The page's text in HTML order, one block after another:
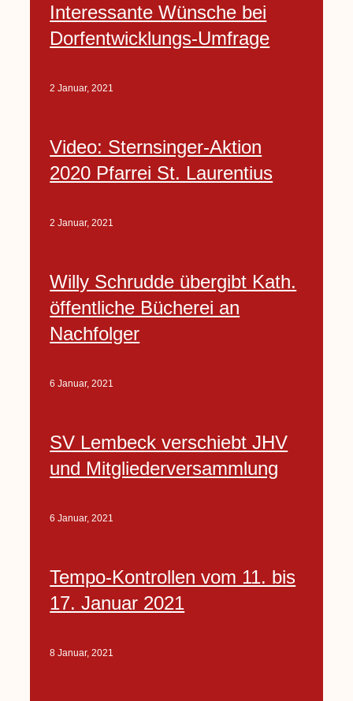
Interessante Wünsche bei
Dorfentwicklungs-Umfrage
2 Januar, 2021
Video: Sternsinger-Aktion
2020 Pfarrei St. Laurentius
2 Januar, 2021
Willy Schrudde übergibt Kath.
öffentliche Bücherei an
Nachfolger
6 Januar, 2021
SV Lembeck verschiebt JHV
und Mitgliederversammlung
6 Januar, 2021
Tempo-Kontrollen vom 11. bis
17. Januar 2021
8 Januar, 2021